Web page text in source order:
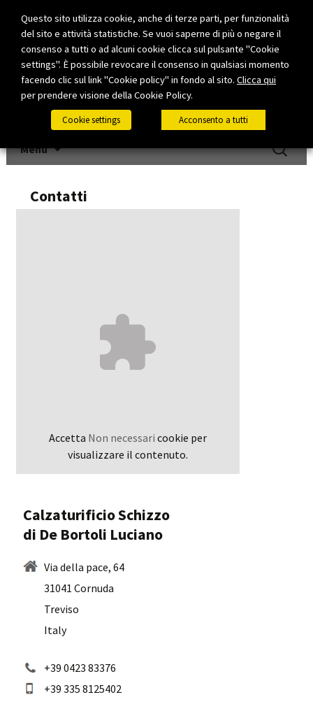
Menu
per:
Contatti
Accetta Non necessari cookie per
visualizzare il contenuto.
Calzaturificio Schizzo
di De Bortoli Luciano
Via della pace, 64
31041 Cornuda
Treviso
Italy
+39 0423 83376
+39 335 8125402
Questo sito utilizza cookie, anche di terze parti, per funzionalità
del sito e attività statistiche. Se vuoi saperne di più o negare il
consenso a tutti o ad alcuni cookie clicca sul pulsante "Cookie
settings". È possibile revocare il consenso in qualsiasi momento
facendo clic sul link "Cookie policy" in fondo al sito. Clicca qui
per prendere visione della Cookie Policy.
Cookie settings Acconsento a tutti